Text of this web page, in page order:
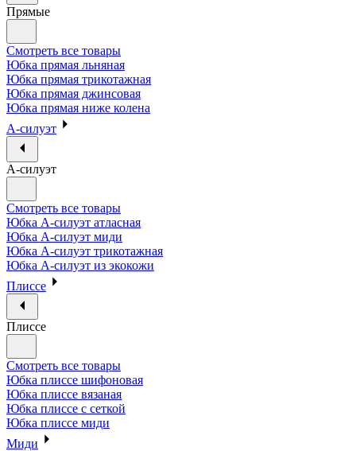
Прямые
Смотреть все товары
Юбка прямая льняная
Юбка прямая трикотажная
Юбка прямая джинсовая
Юбка прямая ниже колена
А-силуэт
А-силуэт
Смотреть все товары
Юбка А-силуэт атласная
Юбка А-силуэт миди
Юбка А-силуэт трикотажная
Юбка А-силуэт из экокожи
Плиссе
Плиссе
Смотреть все товары
Юбка плиссе шифоновая
Юбка плиссе вязаная
Юбка плиссе с сеткой
Юбка плиссе миди
Миди